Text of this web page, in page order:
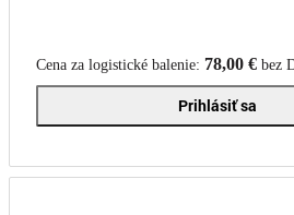
Cena za logistické balenie: 78,00 € bez
Prihlásiť sa